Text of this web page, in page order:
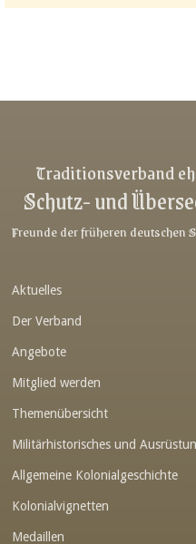
Link-v-z
Link-v-z
Link-v-z
Link-v-z
Link-v-z
Link-v-z
Link-v-z
Link-v-z
Traditionsverband
Schutz- und
Freunde der früheren deutschen
Aktuelles
Der Verband
Angebote
Mitglied werden
Themenübersicht
Militärhistorisches und
Allgemeine Kolonialgeschichte
Kolonialvignetten
Medaillen